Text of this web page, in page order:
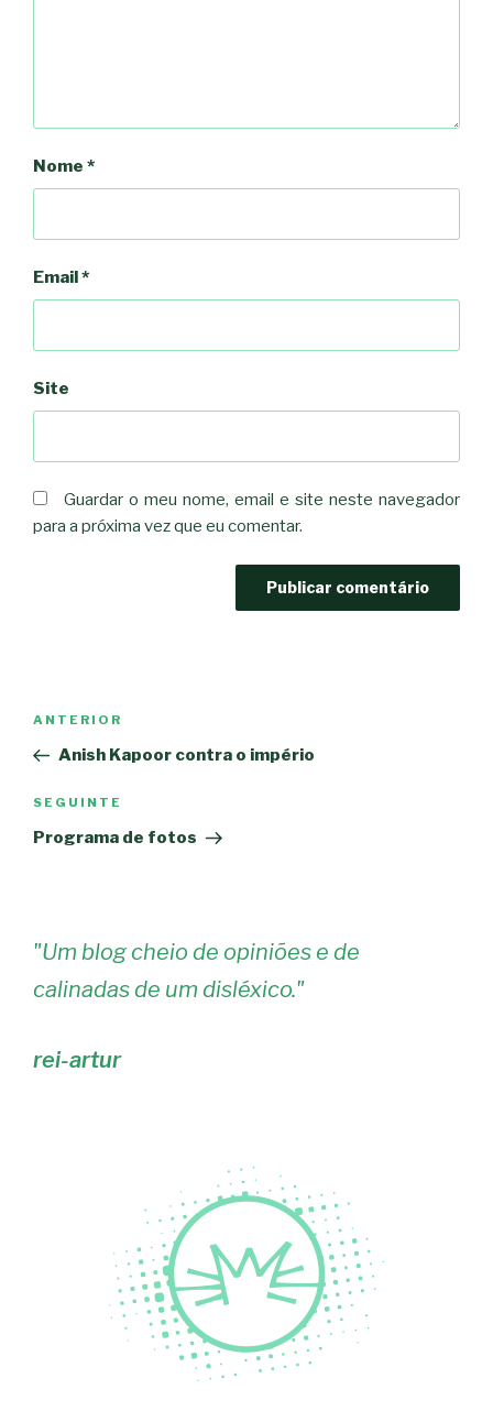
Nome *
Email *
Site
Guardar o meu nome, email e site neste navegador
para a próxima vez que eu comentar.
artigos
Conteúdo
anterior
ANTERIOR
Anish Kapoor contra o império
Conteúdo
seguinte
SEGUINTE
Programa de fotos
"Um blog cheio de opiniões e de
calinadas de um disléxico."
rei-artur